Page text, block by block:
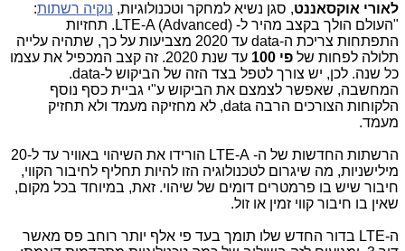
לאורי אוקסאננט, סגן נשיא למחקר וטכנולוגיות, נוקיה רשתות:
"העולם הולך בקצב מהיר ל- (LTE-A (Advanced. תחזיות
התפתחות צריכת ה-data עד 2020 מצביעות על כך, שתהיה עלייה
תלולה לפחות של פי 100
עד שנת 2020. זה קצב המכפיל את עצמו
כל שנה. לכן, יש צורך לטפל בצד הזה של הביקוש ל-data.
המחשבה, שאפשר לצמצם את הביקוש ע"י גביית כסף נוסף
הלקוחות הצורכים הרבה data, לא מחזיקה מעמד ולא תחזיק
מעמד.
הרשתות החדשות של ה- LTE-A הורידו את השיהוי באוויר עד ל-20
מילישניות, מה שיגרום לטכנולוגיה הזו להיות תחליף לחיבור הקווי,
חיבור שיש בו פרמטרים דומים של שיהוי. זאת, במיוחד בכל מקום,
שאין בו חיבור קווי זמין או זול.
ה-LTE בדור החדש שלו תומך בעד פי אלף יותר רוחב פס מאשר